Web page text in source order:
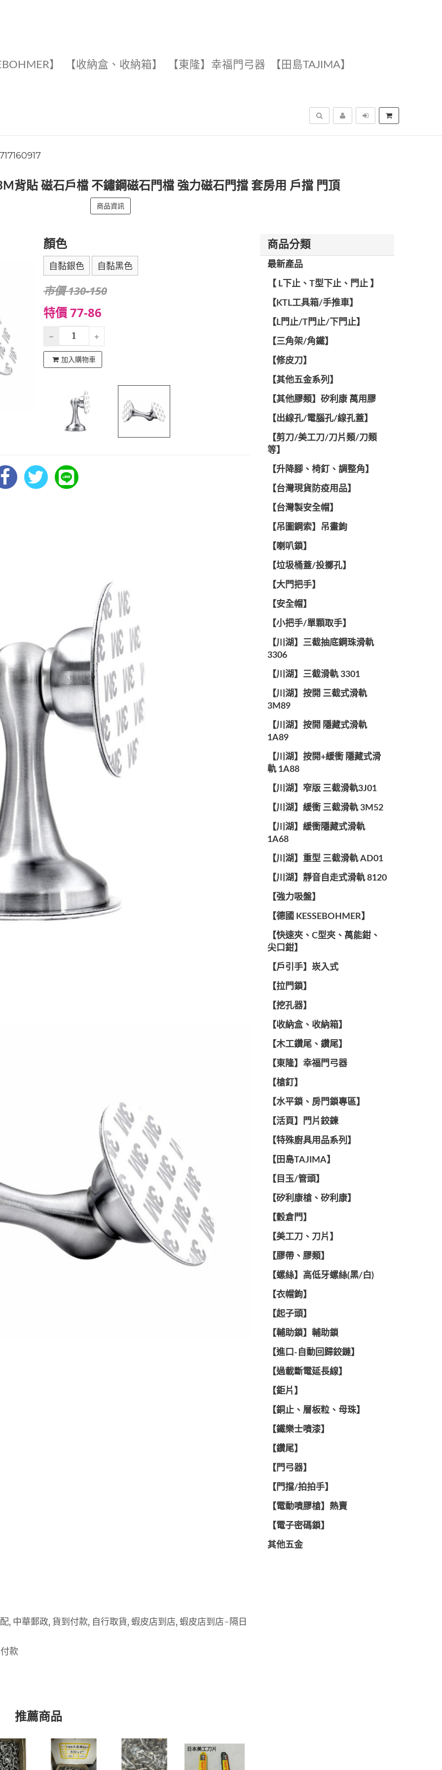
】 【收納盒、收納箱】 【東隆】幸福門弓器 【田島TAJIMA】
搜尋
背貼 磁石戶檔 不鏽鋼磁石門檔 強力磁石門擋 套房用 戶擋 門頂
商品資訊
顏色
自黏銀色 自黏黑色
市價 130-150
特價 77-86
加入購物車
, 中華郵政, 貨到付款, 自行取貨, 蝦皮店到店, 蝦皮店到店-隔日
款
推薦商品
商品分類
最新產品
【 L下止、T型下止、門止 】
【KTL工具箱/手推車】
【L門止/T門止/下門止】
【三角架/角鐵】
【修皮刀】
【其他五金系列】
【其他膠類】矽利康 萬用膠
【出線孔/電腦孔/線孔蓋】
【剪刀/美工刀/刀片類/刀類
等】
【升降腳、椅釘、調整角】
【台灣現貨防疫用品】
【台灣製安全帽】
【吊圖鋼索】吊畫鉤
【喇叭鎖】
【垃圾桶蓋/投擲孔】
【大門把手】
【安全帽】
【小把手/單顆取手】
【川湖】三截抽底鋼珠滑軌
3306
【川湖】三截滑軌 3301
【川湖】按開 三截式滑軌
3M89
【川湖】按開 隱藏式滑軌
1A89
【川湖】按開+緩衝 隱藏式滑
軌 1A88
【川湖】窄版 三截滑軌3J01
【川湖】緩衝 三截滑軌 3M52
【川湖】緩衝隱藏式滑軌
1A68
【川湖】重型 三截滑軌 AD01
【川湖】靜音自走式滑軌 8120
【強力吸盤】
【德國 KESSEBOHMER】
【快速夾、C型夾、萬能鉗、
尖口鉗】
【戶引手】崁入式
【拉門鎖】
【挖孔器】
【收納盒、收納箱】
【木工鑽尾、鑽尾】
【東隆】幸福門弓器
【槍釘】
【水平鎖、房門鎖專區】
【活頁】門片鉸鍊
【特殊廚具用品系列】
【田島TAJIMA】
【目玉/管頭】
【矽利康槍、矽利康】
【穀倉門】
【美工刀、刀片】
【膠帶、膠類】
【螺絲】高低牙螺絲(黑/白)
【衣帽鉤】
【起子頭】
【輔助鎖】輔助鎖
【進口-自動回歸鉸鏈】
【過載斷電延長線】
【鉅片】
【銅止、層板粒、母珠】
【鐵樂士噴漆】
【鑽尾】
【門弓器】
【門擋/拍拍手】
【電動噴膠槍】熱賣
【電子密碼鎖】
其他五金